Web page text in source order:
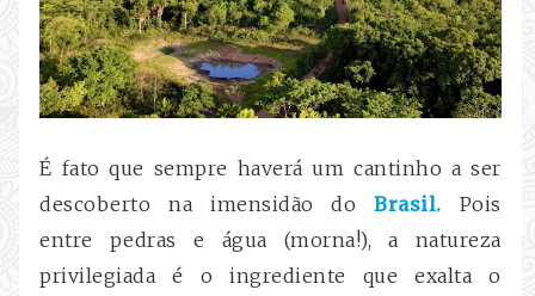
É fato que sempre haverá um cantinho a ser
descoberto na imensidão doBrasil. Pois
entre pedras e água (morna!), a natureza
privilegiada é o ingrediente que exalta o